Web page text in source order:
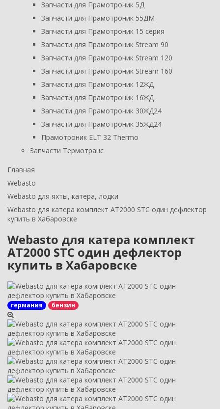
Запчасти для Прамотроник 5Д
Запчасти для Прамотроник 55ДМ
Запчасти для Прамотроник 15 серия
Запчасти для Прамотроник Stream 90
Запчасти для Прамотроник Stream 120
Запчасти для Прамотроник Stream 160
Запчасти для Прамотроник 12ЖД
Запчасти для Прамотроник 16ЖД
Запчасти для Прамотроник 30ЖД24
Запчасти для Прамотроник 35ЖД24
Прамотроник ELT 32 Thermo
Запчасти Термотранс
Главная
Webasto
Webasto для яхты, катера, лодки
Webasto для катера комплект AT2000 STC один дефлектор
купить в Хабаровске
Webasto для катера комплект
AT2000 STC один дефлектор
купить в Хабаровске
германия бензин